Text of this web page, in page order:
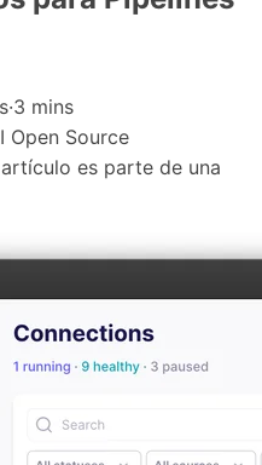
·3 mins
Open Source
es parte de una